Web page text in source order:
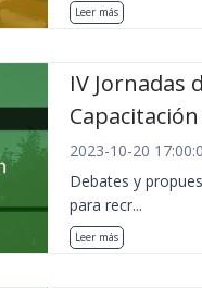
Leer más
IV Jornadas
Capacitación
2023-10-20
Debates y
para recr...
Leer más